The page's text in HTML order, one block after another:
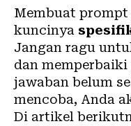
Membuat
kuncinya
Jangan ragu
dan
jawaban belum
mencoba, Anda
Di artikel